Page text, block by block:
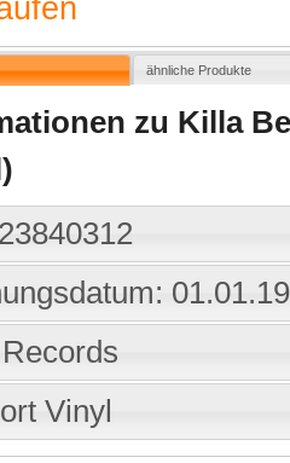
ähnliche Produkte
zu Killa
Vinyl